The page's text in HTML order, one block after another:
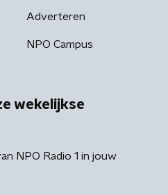
Adverteren
NPO Campus
wekelijkse
NPO Radio 1 in jouw